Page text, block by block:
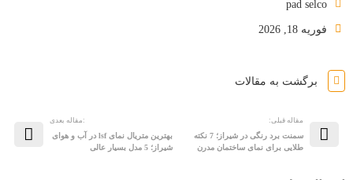
pad selco
فوریه 18, 2026
برگشت به مقالات
مقاله قبلی:
سمنت برد رنگی در شیراز؛ 7 نکته
طلایی برای نمای ساختمان مدرن
:مقاله بعدی
بهترین متریال نمای lsf در آب و هوای
شیراز؛ 5 مدل بسیار عالی